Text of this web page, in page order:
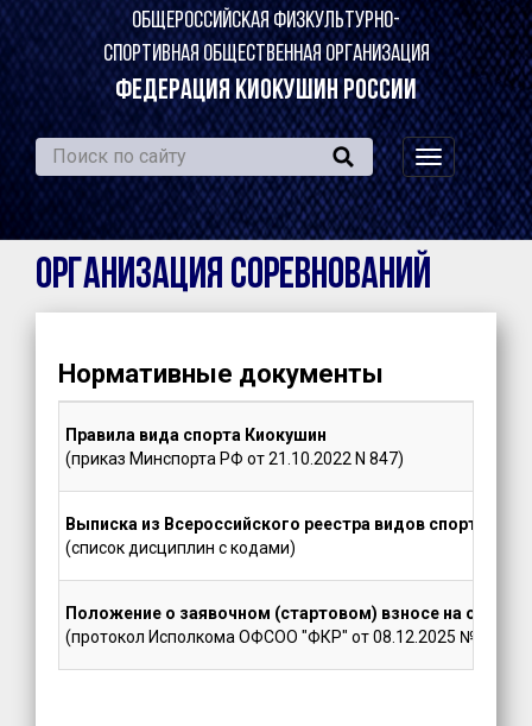
ОБЩЕРОССИЙСКАЯ ФИЗКУЛЬТУРНО-
СПОРТИВНАЯ ОБЩЕСТВЕННАЯ ОРГАНИЗАЦИЯ
ФЕДЕРАЦИЯ КИОКУШИН РОССИИ
навигация
по
сайту
Организация соревнований
Нормативные документы
Правила вида спорта Киокушин
(приказ Минспорта РФ от 21.10.2022 N 847)
Выписка из Всероссийского реестра видов спорта
(список дисциплин с кодами)
Положение о заявочном (стартовом) взносе на
(протокол Исполкома ОФСОО "ФКР" от 08.12.2025 № 2025-